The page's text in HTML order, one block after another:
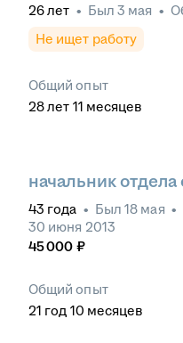
26лет • Был 3 мая •
Не ищет работу
Общий опыт
28лет 11 месяцев
начальник отдела
43 года • Был 18 мая •
30 июня 2013
45 000 ₽
Общий опыт
21 год 10 месяцев